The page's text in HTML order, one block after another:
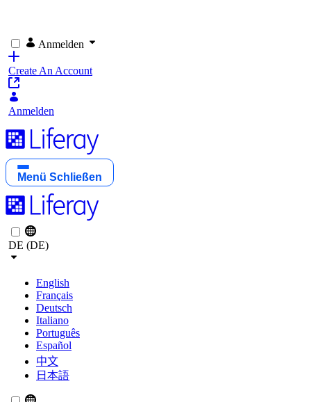
Anmelden
Create An Account
Anmelden
Menü Schließen
DE (DE)
English
Français
Deutsch
Italiano
Português
Español
中文
日本語